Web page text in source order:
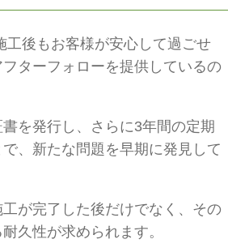
工後もお客様が安心して過ごせ
ターフォローを提供しているの
を発行し、さらに3年間の定期
、新たな問題を早期に発見して
が完了した後だけでなく、その
久性が求められます。